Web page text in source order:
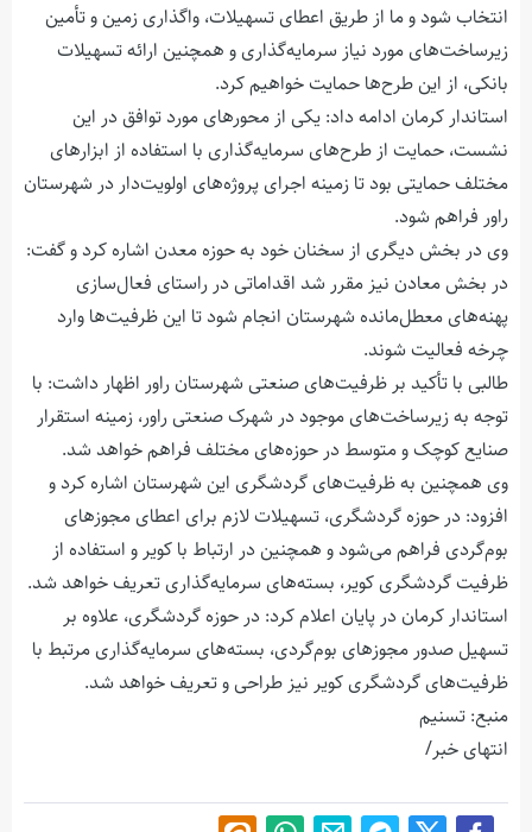
انتخاب شود و ما از طریق اعطای تسهیلات، واگذاری زمین و تأمین
زیرساخت‌های مورد نیاز سرمایه‌گذاری و همچنین ارائه تسهیلات
بانکی، از این طرح‌ها حمایت خواهیم کرد.
استاندار کرمان ادامه داد: یکی از محورهای مورد توافق در این
نشست، حمایت از طرح‌های سرمایه‌گذاری با استفاده از ابزارهای
مختلف حمایتی بود تا زمینه اجرای پروژه‌های اولویت‌دار در شهرستان
راور فراهم شود.
وی در بخش دیگری از سخنان خود به حوزه معدن اشاره کرد و گفت:
در بخش معادن نیز مقرر شد اقداماتی در راستای فعال‌سازی
پهنه‌های معطل‌مانده شهرستان انجام شود تا این ظرفیت‌ها وارد
چرخه فعالیت شوند.
طالبی با تأکید بر ظرفیت‌های صنعتی شهرستان راور اظهار داشت: با
توجه به زیرساخت‌های موجود در شهرک صنعتی راور، زمینه استقرار
صنایع کوچک و متوسط در حوزه‌های مختلف فراهم خواهد شد.
وی همچنین به ظرفیت‌های گردشگری این شهرستان اشاره کرد و
افزود: در حوزه گردشگری، تسهیلات لازم برای اعطای مجوزهای
بوم‌گردی فراهم می‌شود و همچنین در ارتباط با کویر و استفاده از
ظرفیت گردشگری کویر، بسته‌های سرمایه‌گذاری تعریف خواهد شد.
استاندار کرمان در پایان اعلام کرد: در حوزه گردشگری، علاوه بر
تسهیل صدور مجوزهای بوم‌گردی، بسته‌های سرمایه‌گذاری مرتبط با
ظرفیت‌های گردشگری کویر نیز طراحی و تعریف خواهد شد.
منبع: تسنیم
انتهای خبر/